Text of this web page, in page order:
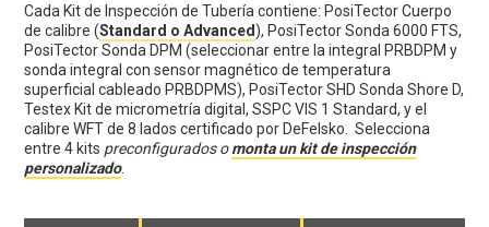
Cada Kit de Inspección de Tubería contiene: PosiTector Cuerpo
de calibre (Standard o Advanced), PosiTector Sonda 6000 FTS,
PosiTector Sonda DPM (seleccionar entre la integral PRBDPM y
sonda integral con sensor magnético de temperatura
superficial cableado PRBDPMS), PosiTector SHD Sonda Shore D,
Testex Kit de micrometría digital, SSPC VIS 1 Standard, y el
calibre WFT de 8 lados certificado por DeFelsko. Selecciona
entre 4 kits preconfigurados o monta un kit de inspección
personalizado.